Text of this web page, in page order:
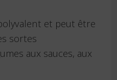
et peut être
sortes
aux sauces, aux